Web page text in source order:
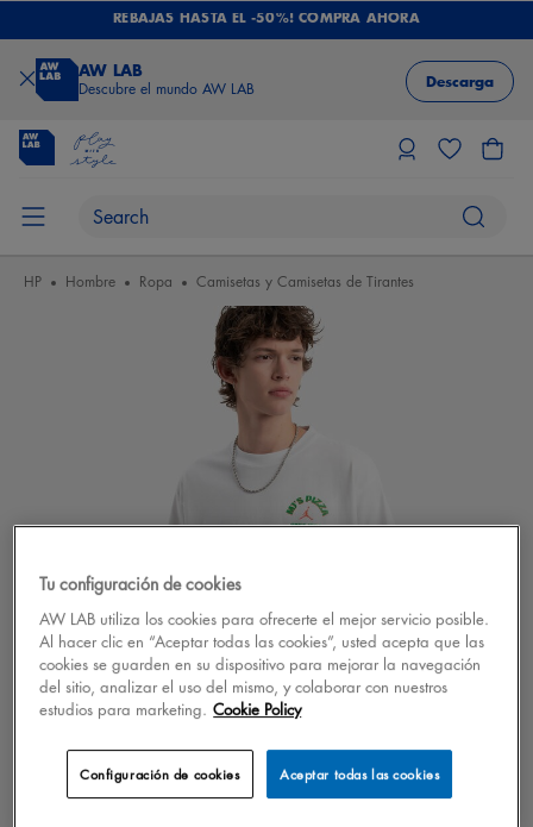
REBAJAS HASTA EL -50%! COMPRA AHORA
AW LAB
Descubre el mundo AW LAB Descarga
HP Hombre Ropa Camisetas y Camisetas de Tirantes
Tu configuración de cookies
AW LAB utiliza los cookies para ofrecerte el mejor servicio posible.
Al hacer clic en “Aceptar todas las cookies”, usted acepta que las
cookies se guarden en su dispositivo para mejorar la navegación
del sitio, analizar el uso del mismo, y colaborar con nuestros
estudios para marketing. Cookie Policy
Aceptar todas las cookies
Configuración de cookies